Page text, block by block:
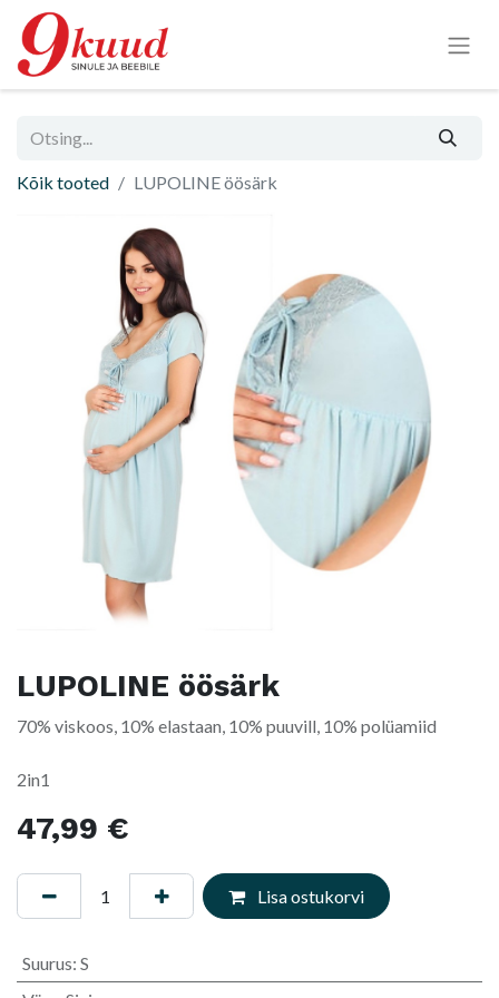
Kõik tooted LUPOLINE öösärk
LUPOLINE öösärk
70% viskoos, 10% elastaan, 10% puuvill, 10% polüamiid
2in1
47,99 €
Lisa ostukorvi
Suurus: S